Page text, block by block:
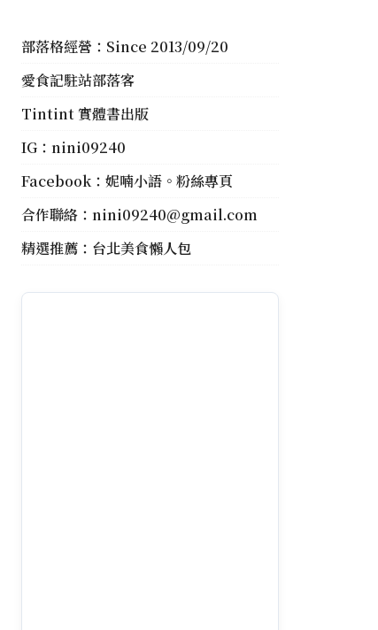
部落格經營：Since 2013/09/20
愛食記駐站部落客
Tintint 實體書出版
IG：nini09240
Facebook：妮喃小語。粉絲專頁
合作聯絡：nini09240@gmail.com
精選推薦： 台北美食懶人包